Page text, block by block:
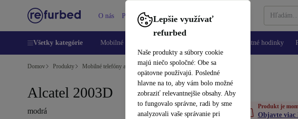
Lepšie využívať
refurbed
Naše produkty a súbory cookie
majú niečo spoločné: Obe sa
opätovne používajú. Posledné
hlavne na to, aby vám bolo možné
zobraziť relevantnejšie obsahy. Aby
to fungovalo správne, radi by sme
analyzovali vaše správanie pri
O nás Pomoc
Všetky kategórie Mobilné telefóny Inteligentné hodinky
Domov Produkty Mobilné telefóny a smartfóny Mobilné telefóny Alcatel
Alcatel 2003D
modrá
Produkt je
Objavte viac